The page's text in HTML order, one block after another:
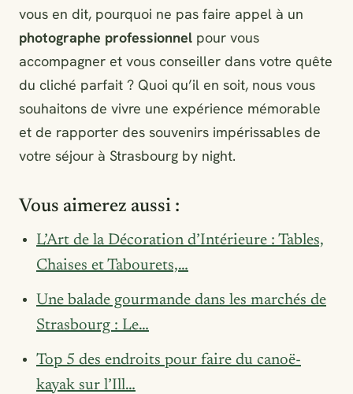
vous en dit, pourquoi ne pas faire appel à un
photographe professionnel pour vous
accompagner et vous conseiller dans votre quête
du cliché parfait ? Quoi qu’il en soit, nous vous
souhaitons de vivre une expérience mémorable
et de rapporter des souvenirs impérissables de
votre séjour à Strasbourg by night.
Vous aimerez aussi :
L’Art de la Décoration d’Intérieure : Tables,
Chaises et Tabourets,…
Une balade gourmande dans les marchés de
Strasbourg : Le…
Top 5 des endroits pour faire du canoë-
kayak sur l’Ill…